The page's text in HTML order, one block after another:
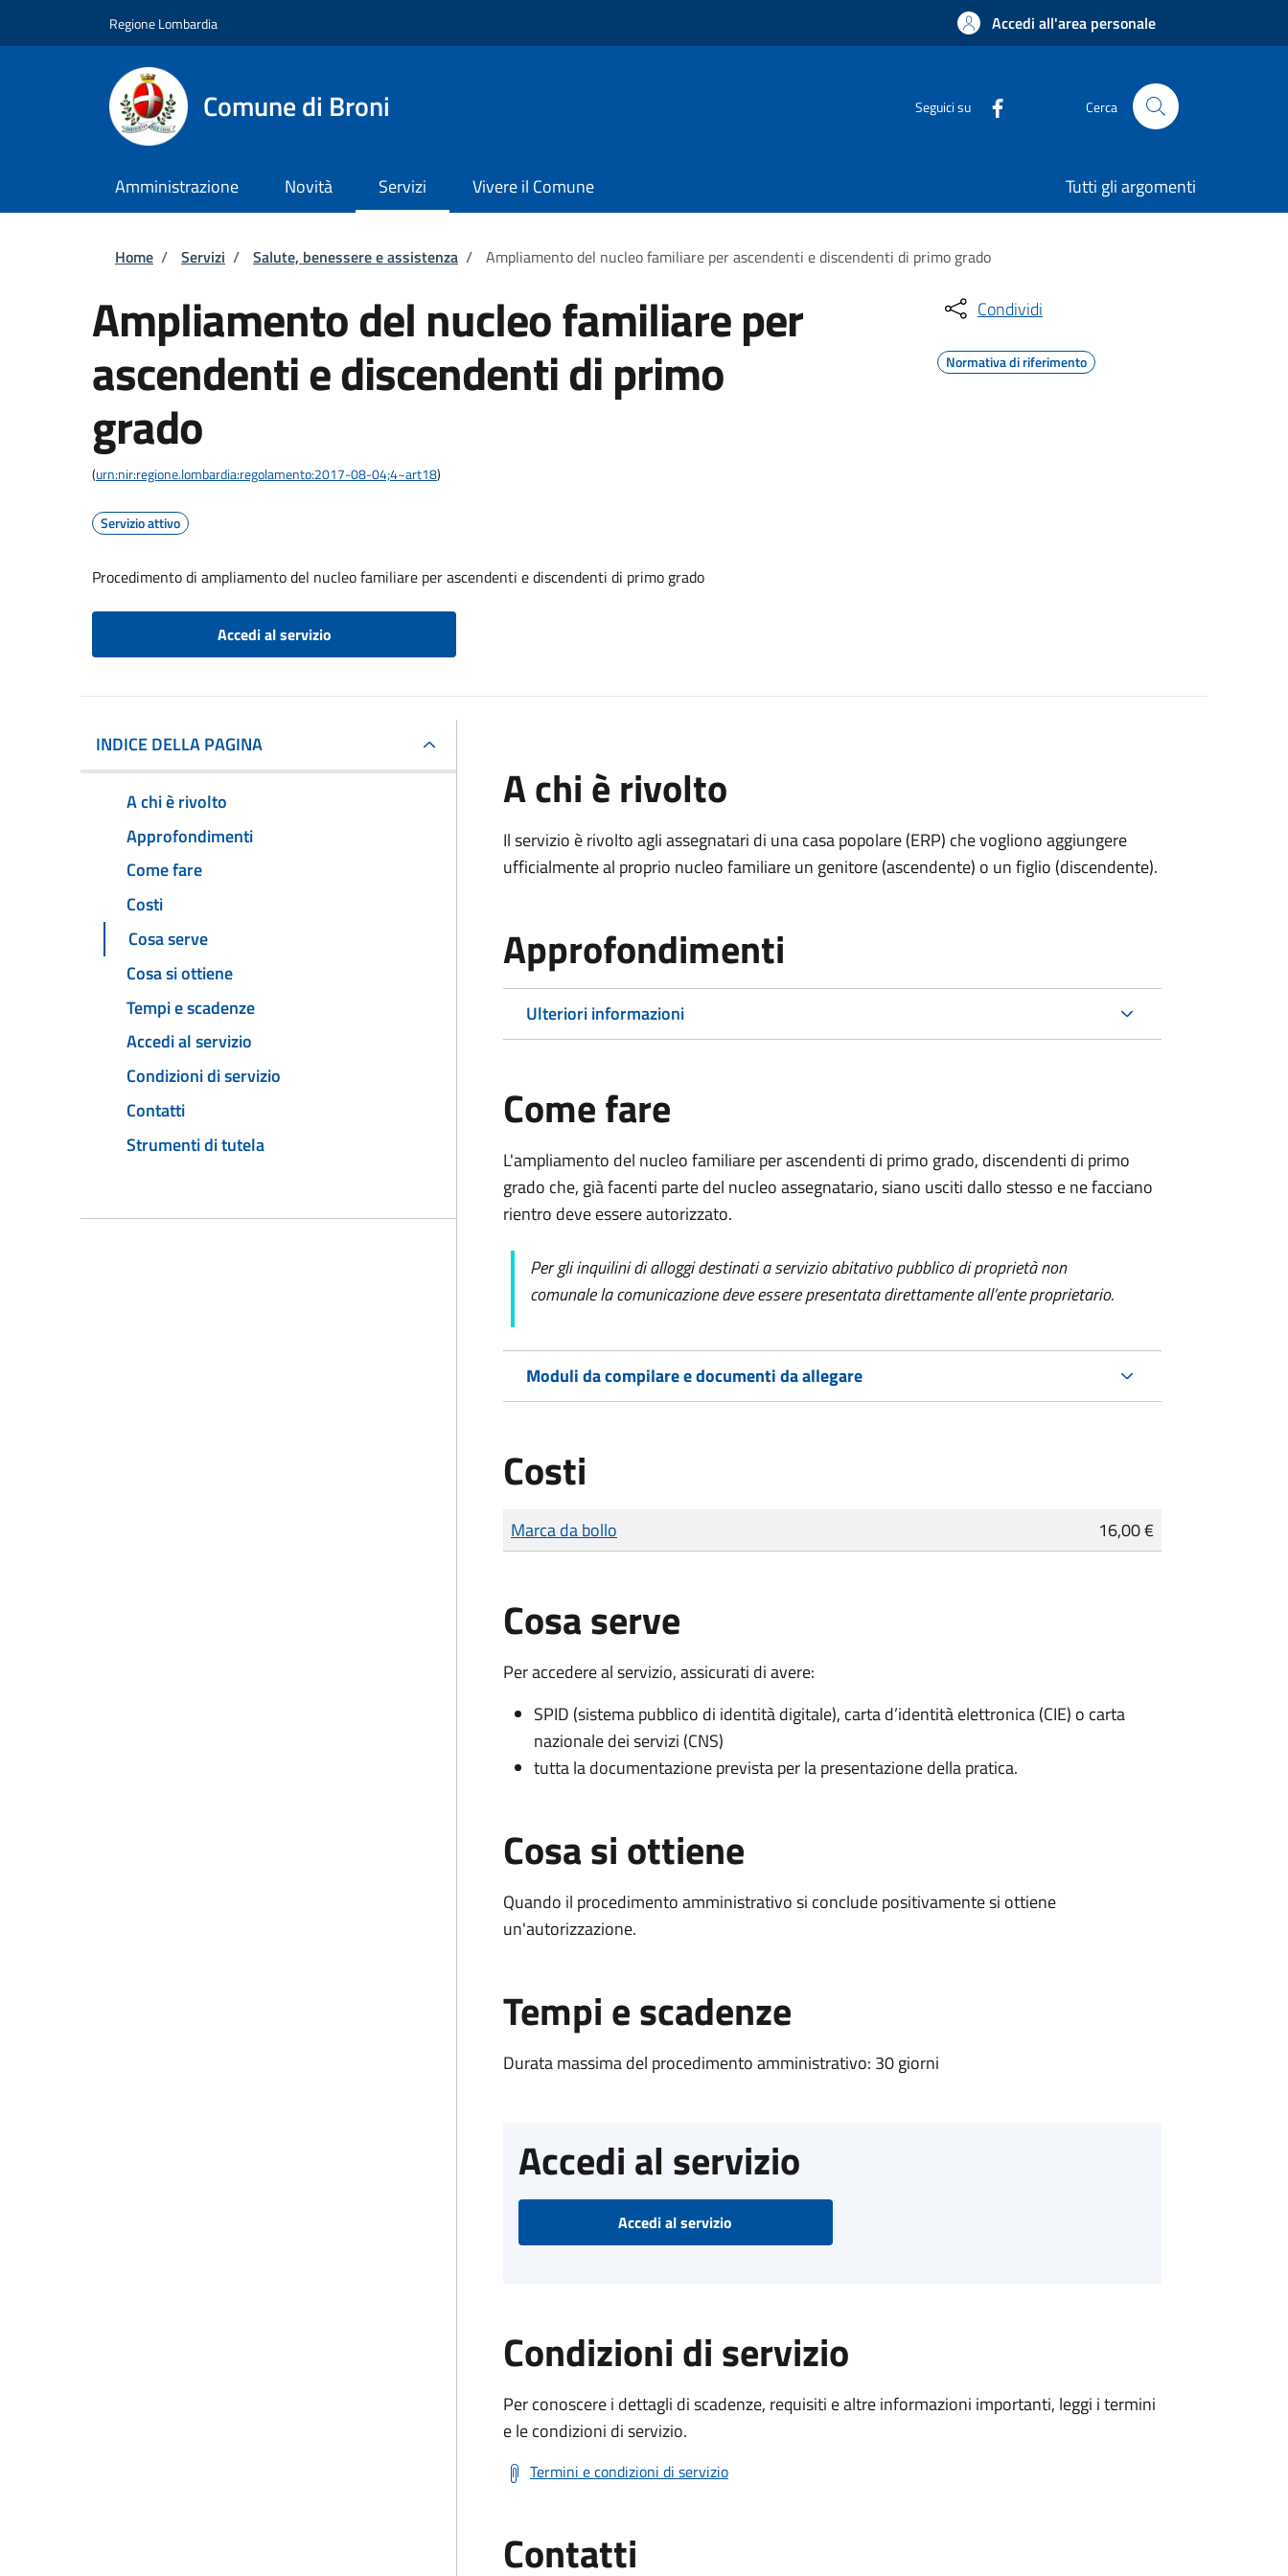
Regione Lombardia Accedi all'area personale
Comune di Broni Seguici su Cerca
Amministrazione Novità Servizi Vivere il Comune Tutti gli argomenti
Briciole di pane
Home / Servizi / Salute, benessere e assistenza / Ampliamento del nucleo familiare per ascendenti e discendenti di primo grado
Ampliamento del nucleo familiare per
ascendenti e discendenti di primo
grado
(urn:nir:regione.lombardia:regolamento:2017-08-04;4~art18)
Servizio attivo
Procedimento di ampliamento del nucleo familiare per ascendenti e discendenti di primo grado
Accedi al servizio
Condividi
Normativa di riferimento
INDICE DELLA PAGINA
A chi è rivolto
Approfondimenti
Come fare
Costi
Cosa serve
Cosa si ottiene
Tempi e scadenze
Accedi al servizio
Condizioni di servizio
Contatti
Strumenti di tutela
A chi è rivolto
Il servizio è rivolto agli assegnatari di una casa popolare (ERP) che vogliono aggiungere
ufficialmente al proprio nucleo familiare un genitore (ascendente) o un figlio (discendente).
Approfondimenti
Ulteriori informazioni
Come fare
L'ampliamento del nucleo familiare per ascendenti di primo grado, discendenti di primo
grado che, già facenti parte del nucleo assegnatario, siano usciti dallo stesso e ne facciano
rientro deve essere autorizzato.
Per gli inquilini di alloggi destinati a servizio abitativo pubblico di proprietà non
comunale la comunicazione deve essere presentata direttamente all’ente proprietario.
Moduli da compilare e documenti da allegare
Costi
Tipo di pagamento
Importo
Marca da bollo 16,00 €
Cosa serve
Per accedere al servizio, assicurati di avere:
SPID (sistema pubblico di identità digitale), carta d’identità elettronica (CIE) o carta
nazionale dei servizi (CNS)
tutta la documentazione prevista per la presentazione della pratica.
Cosa si ottiene
Quando il procedimento amministrativo si conclude positivamente si ottiene
un'autorizzazione.
Tempi e scadenze
Durata massima del procedimento amministrativo: 30 giorni
Accedi al servizio
Accedi al servizio
Condizioni di servizio
Per conoscere i dettagli di scadenze, requisiti e altre informazioni importanti, leggi i termini
e le condizioni di servizio.
Termini e condizioni di servizio
Contatti